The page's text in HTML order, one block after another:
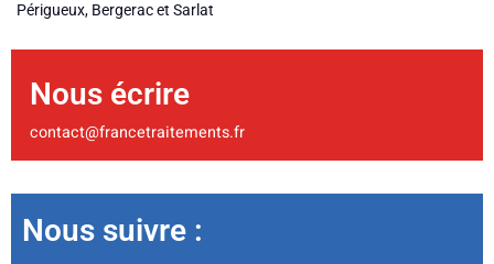
Périgueux, Bergerac et Sarlat
Nous écrire
contact@francetraitements.fr
Nous suivre :